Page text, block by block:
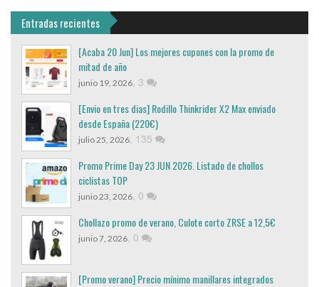
Entradas recientes
[Acaba 20 Jun] Los mejores cupones con la promo de
mitad de año
junio 19, 2026, 3
[Envio en tres dias] Rodillo Thinkrider X2 Max enviado
desde España (220€)
julio 25, 2026, 135
Promo Prime Day 23 JUN 2026. Listado de chollos
ciclistas TOP
junio 23, 2026, 0
Chollazo promo de verano, Culote corto ZRSE a 12,5€
junio 7, 2026, 0
[Promo verano] Precio mínimo manillares integrados